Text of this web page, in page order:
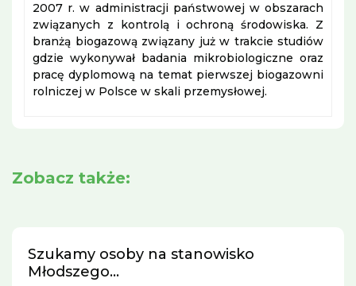
2007 r. w administracji państwowej w obszarach
związanych z kontrolą i ochroną środowiska. Z
branżą biogazową związany już w trakcie studiów
gdzie wykonywał badania mikrobiologiczne oraz
pracę dyplomową na temat pierwszej biogazowni
rolniczej w Polsce w skali przemysłowej.
Zobacz także:
Szukamy osoby na stanowisko
Młodszego...